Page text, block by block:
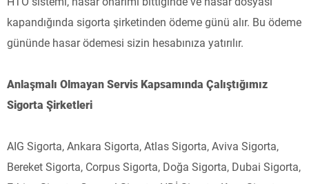
kapandığında sigorta şirketinden ödeme günü alır. Bu ödeme
gününde hasar ödemesi sizin hesabınıza yatırılır.
Anlaşmalı Olmayan Servis Kapsamında Çalıştığımız
Sigorta Şirketleri
AIG Sigorta, Ankara Sigorta, Atlas Sigorta, Aviva Sigorta,
Bereket Sigorta, Corpus Sigorta, Doğa Sigorta, Dubai Sigorta,